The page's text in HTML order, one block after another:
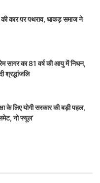
की कार पर पथराव, धाकड़ समाज ने
सागर का 81 वर्ष की आयु में निधन,
श्रद्धांजलि
के लिए योगी सरकार की बड़ी पहल,
नो फ्यूल’